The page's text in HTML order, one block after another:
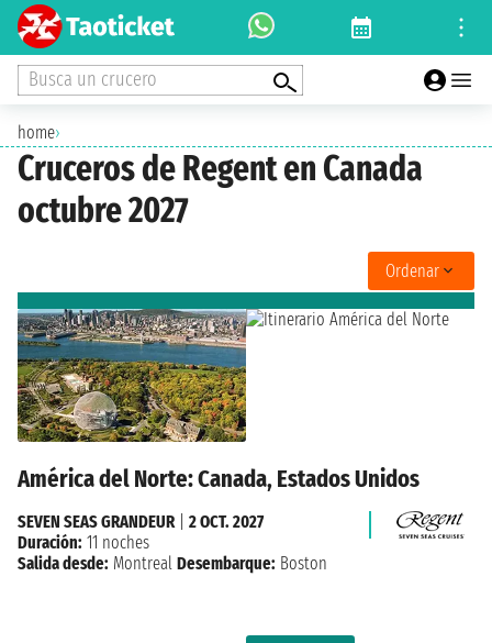
Busca un crucero
home›
Cruceros de Regent en Canada
octubre 2027
Ordenar
América del Norte: Canada, Estados Unidos
SEVEN SEAS GRANDEUR| 2 OCT. 2027
Duración: 11 noches
Salida desde: Montreal Desembarque: Boston